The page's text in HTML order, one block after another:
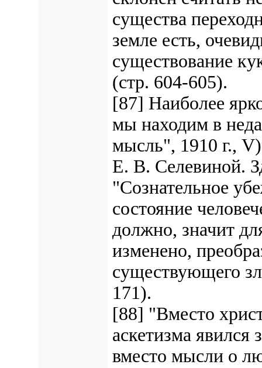
существа
земле есть,
существование
(стр. 604-605).
[87] Наиболее
мы находим в
мысль", 1910 г.,
Е. В. Селевиной.
"Сознательное
состояние
должно, значит
изменено,
существующего
171).
[88] "Вместо
аскетизма
вместо мысли о